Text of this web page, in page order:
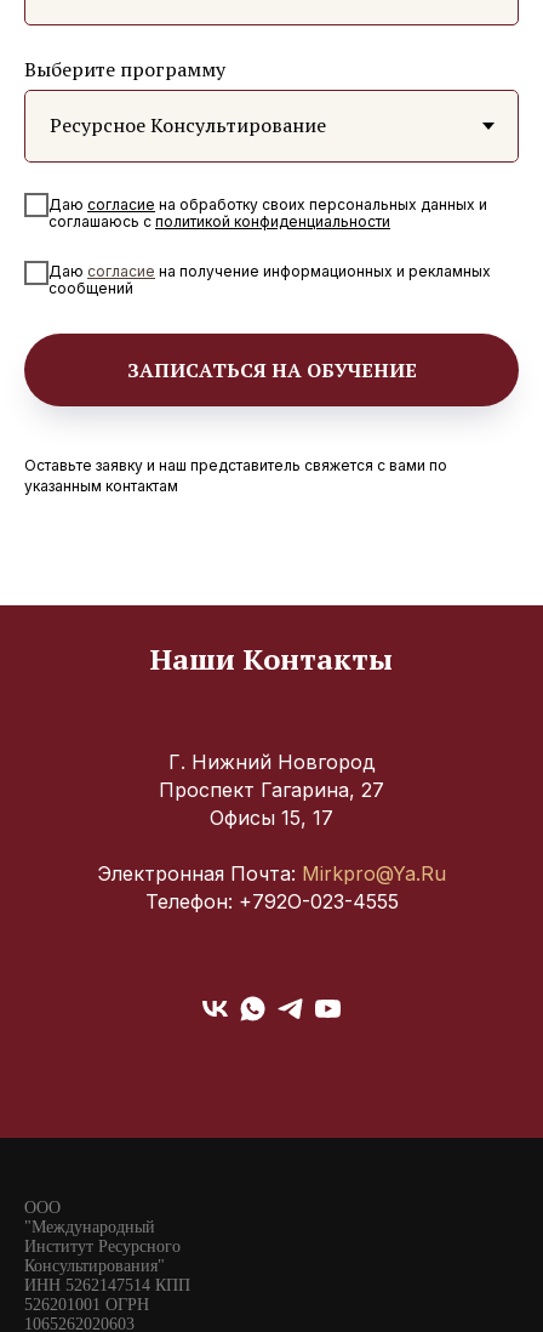
Выберите программу
Даю согласие на обработку своих персональных данных и
соглашаюсь с политикой конфиденциальности
Даю согласие на получение информационных и рекламных
сообщений
ЗАПИСАТЬСЯ НА ОБУЧЕНИЕ
Оставьте заявку и наш представитель свяжется с вами по
указанным контактам
Наши Контакты
Г. Нижний Новгород
Проспект Гагарина, 27
Офисы 15, 17
Электронная Почта: Mirkpro@ya.ru
Телефон: +792О-023-4555
ООО
"Международный
Институт Ресурсного
Консультирования"
ИНН 5262147514 КПП
526201001 ОГРН
1065262020603